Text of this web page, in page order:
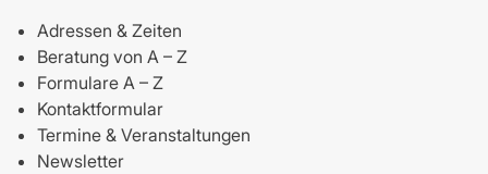
Adressen & Zeiten
Beratung von A – Z
Formulare A – Z
Kontaktformular
Termine & Veranstaltungen
Newsletter